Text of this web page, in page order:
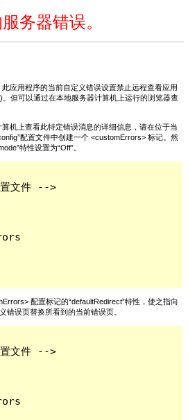
务器错误。
应用程序的当前自定义错误设置禁止远程查看应用
但可以通过在本地服务器计算机上运行的浏览器查
机上查看此特定错误消息的详细信息，请在位于当
配置文件中创建一个 <customErrors> 标记。然
特性设置为“Off”。
文件 -->
配置标记的“defaultRedirect”特性，使之指向
错误页替换所看到的当前错误页。
文件 -->